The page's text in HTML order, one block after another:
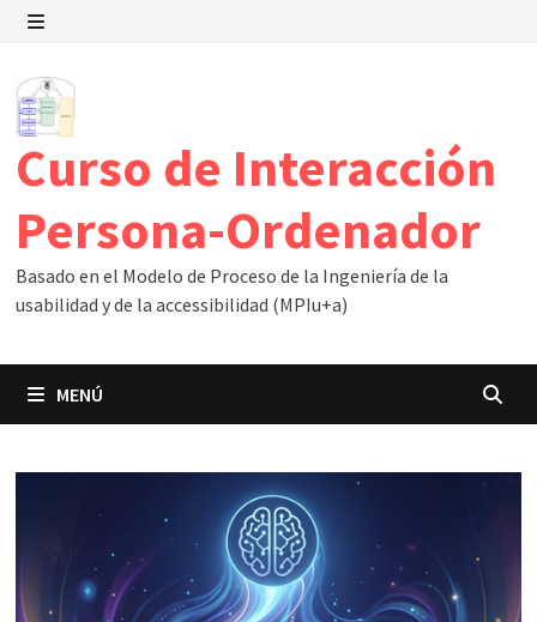
Saltar
contenido
Curso de Interacción
Persona-Ordenador
Basado en el Modelo de Proceso de la Ingeniería de la
usabilidad y de la accessibilidad (MPIu+a)
MENÚ